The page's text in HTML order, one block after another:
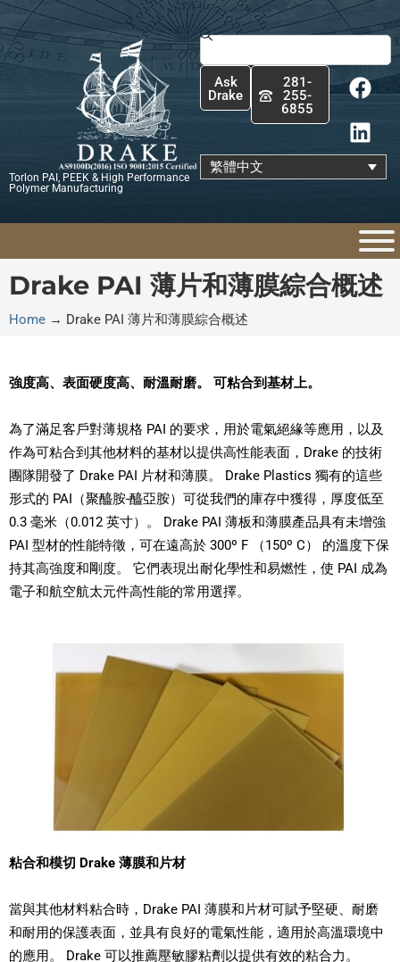
跳
至
主
Torlon PAI, PEEK & High Performance
Polymer Manufacturing
搜
尋
Ask
Drake
281-
255-
6855
F
a
c
e
b
o
k
L
i
n
k
e
d
n
繁體中文
Drake PAI 薄片和薄膜綜合概述
Home → Drake PAI 薄片和薄膜綜合概述
強度高、表面硬度高、耐溫耐磨。 可粘合到基材上。
為了滿足客戶對薄規格 PAI 的要求，用於電氣絕緣等應用，以及
作為可粘合到其他材料的基材以提供高性能表面，Drake 的技術
團隊開發了 Drake PAI 片材和薄膜。 Drake Plastics 獨有的這些
形式的 PAI（聚醯胺-醯亞胺）可從我們的庫存中獲得，厚度低至
0.3 毫米（0.012 英寸）。 Drake PAI 薄板和薄膜產品具有未增強
PAI 型材的性能特徵，可在遠高於 300º F （150º C） 的溫度下保
持其高強度和剛度。 它們表現出耐化學性和易燃性，使 PAI 成為
電子和航空航太元件高性能的常用選擇。
粘合和模切 Drake 薄膜和片材
當與其他材料粘合時，Drake PAI 薄膜和片材可賦予堅硬、耐磨
和耐用的保護表面，並具有良好的電氣性能，適用於高溫環境中
的應用。 Drake 可以推薦壓敏膠粘劑以提供有效的粘合力。